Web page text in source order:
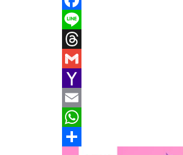
F
a
c
b
o
o
L
e
T
r
e
a
G
m
a
Y
a
h
E
m
W